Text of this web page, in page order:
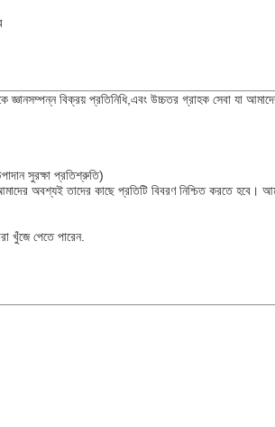
বিক্রয় প্রতিনিধি,এবং উচ্চতর গ্রাহক সেবা যা
সুরক্ষা প্রতিশ্রুতি)
অবশ্যই তাদের কাছে প্রতিটি বিবরণ নিশ্চিত করতে হবে।
খুঁজে পেতে পারেন.